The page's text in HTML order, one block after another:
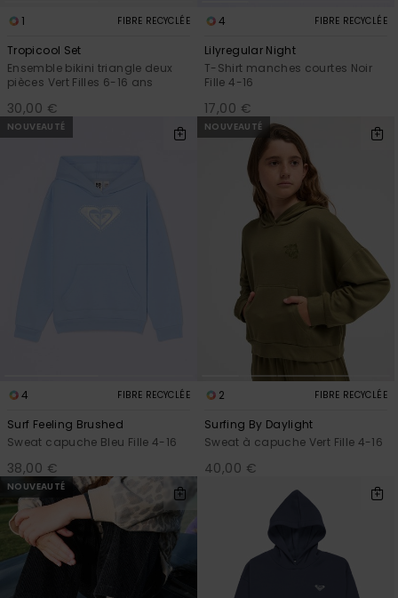
1 FIBRE RECYCLÉE
Tropicool Set
Ensemble bikini triangle deux
pièces Vert Filles 6-16 ans
30,00 €
4 FIBRE RECYCLÉE
Lilyregular Night
T-Shirt manches courtes Noir
Fille 4-16
17,00 €
NOUVEAUTÉ
4 FIBRE RECYCLÉE
Surf Feeling Brushed
Sweat capuche Bleu Fille 4-16
38,00 €
NOUVEAUTÉ
2 FIBRE RECYCLÉE
Surfing By Daylight
Sweat à capuche Vert Fille 4-16
40,00 €
NOUVEAUTÉ